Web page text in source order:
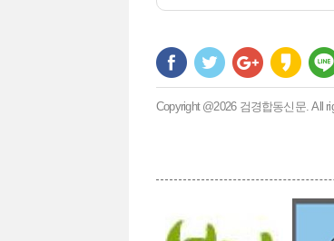
Copyright @2026 검경합동신문. All